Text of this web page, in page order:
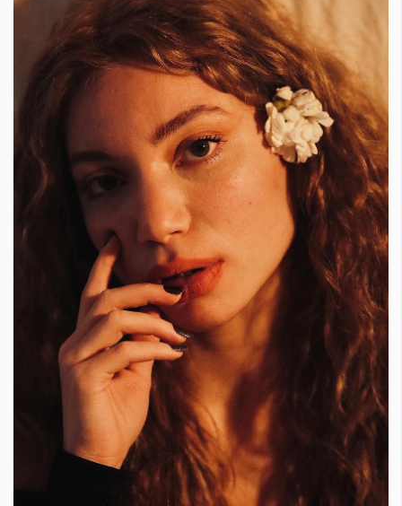
Wine&Dine
Подкасти
Мода
Dialogue
Изкуство
Гурме
Пътувай
Wellness
Условия за
ползване
За нас
Реклама
Политика за
поверителност
ModerenDom
СЛЕДВАЙТЕ НИ
Instagram Twitter
Pinterest
YouTube
Spotify Soundcloud
Ако нашият сайт ви харесва, можете да се абонирате за
седмичния ни нюзлетър тук:
© 2026, HighViewArt | Всички права запазени